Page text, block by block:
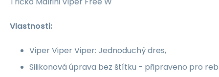
Vlastnosti:
Viper Viper Viper: Jednoduchý dres,
Silikonová úprava bez štítku - připraveno pro